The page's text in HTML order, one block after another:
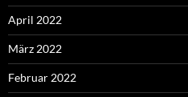
April 2022
März 2022
Februar 2022